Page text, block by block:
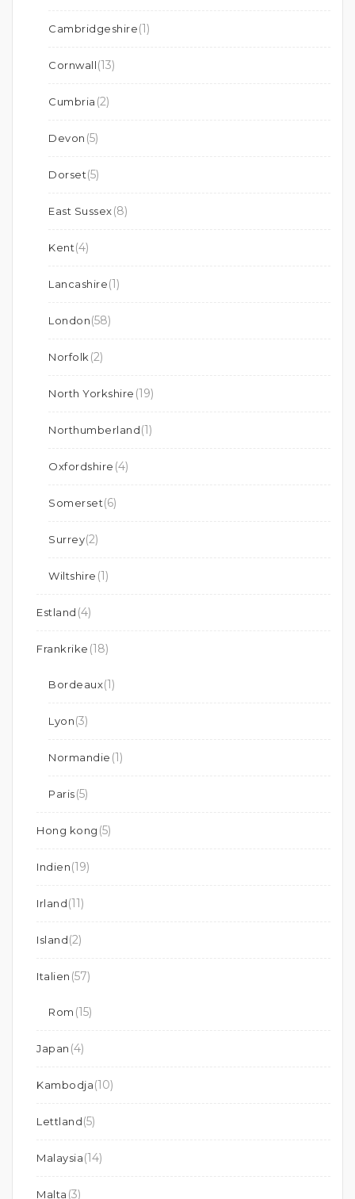
Cambridgeshire(1)
Cornwall(13)
Cumbria (2)
Devon (5)
Dorset(5)
East Sussex(8)
Kent(4)
Lancashire(1)
London(58)
Norfolk (2)
North Yorkshire (19)
Northumberland(1)
Oxfordshire (4)
Somerset(6)
Surrey(2)
Wiltshire (1)
Estland (4)
Frankrike (18)
Bordeaux(1)
Lyon(3)
Normandie (1)
Paris(5)
Hong kong (5)
Indien(19)
Irland(11)
Island(2)
Italien (57)
Rom (15)
Japan (4)
Kambodja(10)
Lettland(5)
Malaysia(14)
Malta (3)